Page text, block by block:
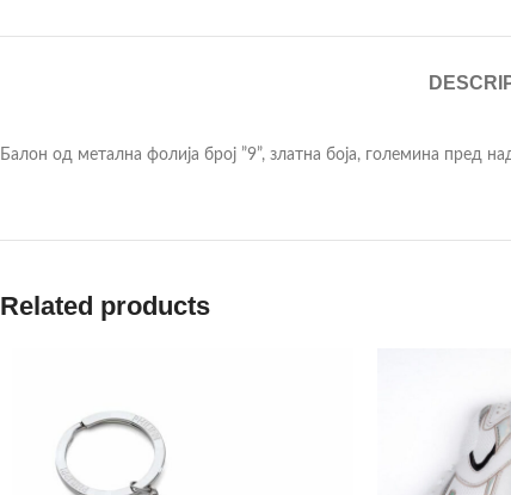
Балон од метална фолија број ”9”, златна боја, големина пред
Related products